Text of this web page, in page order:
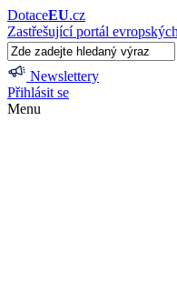
DotaceEU.cz
Zastřešující portál
Newslettery
Přihlásit se
Menu